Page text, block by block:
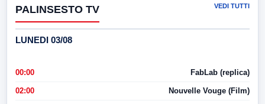
PALINSESTO TV VEDI TUTTI
LUNEDI 03/08
00:00 FabLab (replica)
02:00 Nouvelle Vouge (Film)